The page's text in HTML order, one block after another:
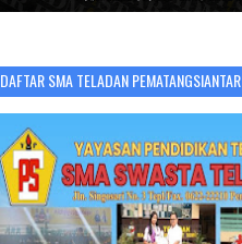
DAFTAR SMA TELADAN PEMATANGSIANTAR